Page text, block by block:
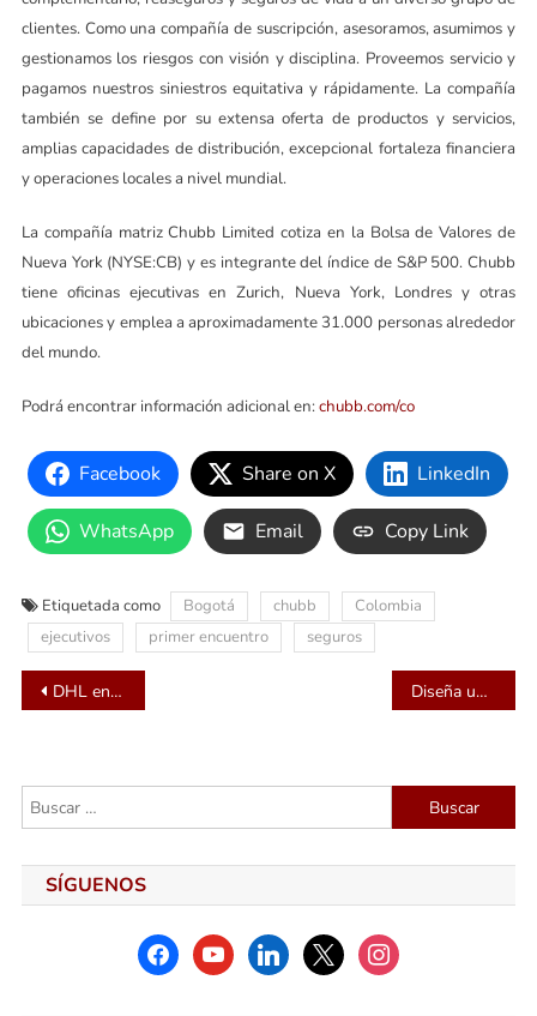
clientes. Como una compañía de suscripción, asesoramos, asumimos y
gestionamos los riesgos con visión y disciplina. Proveemos servicio y
pagamos nuestros siniestros equitativa y rápidamente. La compañía
también se define por su extensa oferta de productos y servicios,
amplias capacidades de distribución, excepcional fortaleza financiera
y operaciones locales a nivel mundial.
La compañía matriz Chubb Limited cotiza en la Bolsa de Valores de
Nueva York (NYSE:CB) y es integrante del índice de S&P 500. Chubb
tiene oficinas ejecutivas en Zurich, Nueva York, Londres y otras
ubicaciones y emplea a aproximadamente 31.000 personas alrededor
del mundo.
Podrá encontrar información adicional en:chubb.com/co
Facebook Share on X LinkedIn
WhatsApp Email Copy Link
Etiquetada como Bogotá chubb
Colombia
ejecutivos
primer encuentro seguros
Navegación
entradas
DHL en Colombia recibió tres premios por su gestión medio ambiental por parte de la Alcaldía de Bogotá Diseña un sólido proyecto de futuro en la creativa y estilosa ciudad de Barcelona
Buscar:
SÍGUENOS
facebookyoutubelinkedinx instagram